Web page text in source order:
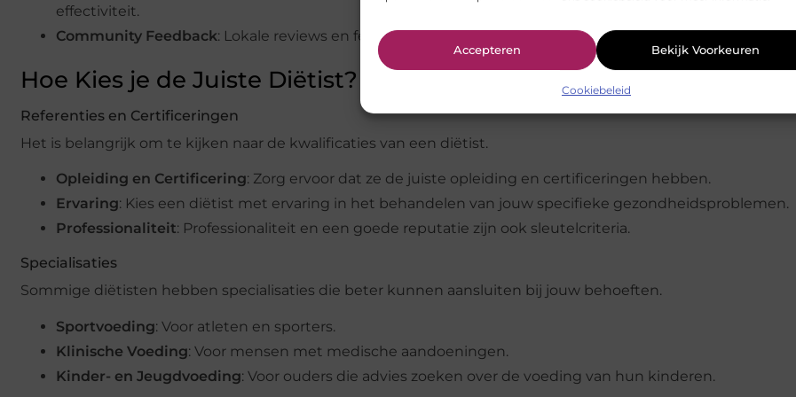
Accepteren Bekijk Voorkeuren
Cookiebeleid
effectiviteit.
Community Feedback: Lokale reviews en feedback kunnen je helpen bij het kiezen van de juiste diëtist.
Hoe Kies je de Juiste Diëtist?
Referenties en Certificeringen
Het is belangrijk om te kijken naar de kwalificaties van een diëtist.
Opleiding en Certificering: Zorg ervoor dat ze de juiste opleiding en certificeringen hebben.
Ervaring: Kies een diëtist met ervaring in het behandelen van jouw specifieke gezondheidsproblemen.
Professionaliteit: Professionaliteit en een goede reputatie zijn ook sleutelcriteria.
Specialisaties
Sommige diëtisten hebben specialisaties die beter kunnen aansluiten bij jouw behoeften.
Sportvoeding: Voor atleten en sporters.
Klinische Voeding: Voor mensen met medische aandoeningen.
Kinder- en Jeugdvoeding: Voor ouders die advies zoeken over de voeding van hun kinderen.